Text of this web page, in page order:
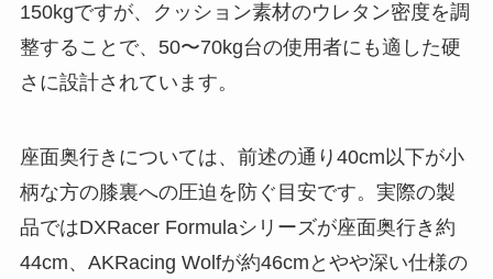
150kgですが、クッション素材のウレタン密度を調
整することで、50〜70kg台の使用者にも適した硬
さに設計されています。
座面奥行きについては、前述の通り40cm以下が小
柄な方の膝裏への圧迫を防ぐ目安です。実際の製
品ではDXRacer Formulaシリーズが座面奥行き約
44cm、AKRacing Wolfが約46cmとやや深い仕様の